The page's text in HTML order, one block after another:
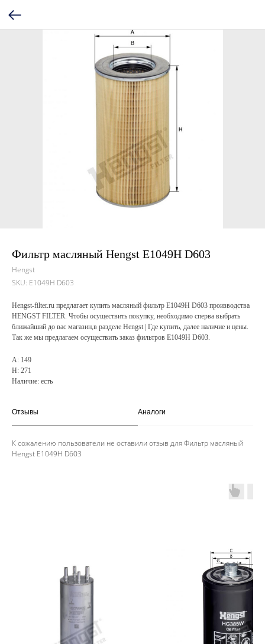
Фильтр масляный Hengst E1049H D603
Hengst
SKU: E1049H D603
Hengst-filter.ru предлагает купить масляный фильтр E1049H D603 производства
HENGST FILTER. Чтобы осуществить покупку, необходимо сперва выбрать
ближайший до вас магазин,в разделе Hengst | Где купить, далее наличие и цены.
Так же мы предлагаем осуществить заказ фильтров E1049H D603.
A: 149
H: 271
Наличие: есть
Отзывы Аналоги
К сожалению пользователи не оставили отзыв для Фильтр масляный
Hengst E1049H D603